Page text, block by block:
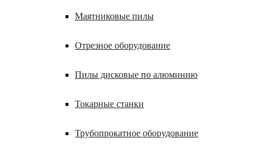
Маятниковые пилы
Отрезное оборудование
Пилы дисковые по алюминию
Токарные станки
Трубопрокатное оборудование